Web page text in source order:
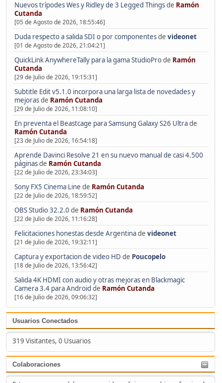
Nuevos trípodes Wes y Ridley de 3 Legged Thingsde Ramón
Cutanda
[05 de Agosto de 2026, 18:55:46]
Duda respecto a salida SDI o por componentesde videonet
[01 de Agosto de 2026, 21:04:21]
QuickLink AnywhereTally para la gama StudioProde Ramón
Cutanda
[29 de Julio de 2026, 19:15:31]
Subtitle Edit v5.1.0 incorpora una larga lista de novedades y
mejorasde Ramón Cutanda
[29 de Julio de 2026, 11:08:10]
En preventa el Beastcage para Samsung Galaxy S26 Ultrade
Ramón Cutanda
[23 de Julio de 2026, 16:54:18]
Aprende Davinci Resolve 21 en su nuevo manual de casi 4.500
páginasde Ramón Cutanda
[22 de Julio de 2026, 23:34:03]
Sony FX5 Cinema Line de Ramón Cutanda
[22 de Julio de 2026, 18:59:52]
OBS Studio 32.2.0 de Ramón Cutanda
[22 de Julio de 2026, 11:16:28]
Felicitaciones honestas desde Argentinade videonet
[21 de Julio de 2026, 19:32:11]
Captura y exportacion de video HD de Poucopelo
[18 de Julio de 2026, 13:56:42]
Salida 4K HDMI con audio y otras mejoras en Blackmagic
Camera 3.4 para Android de Ramón Cutanda
[16 de Julio de 2026, 09:06:32]
Usuarios Conectados
319 Visitantes, 0 Usuarios
Colaboraciones